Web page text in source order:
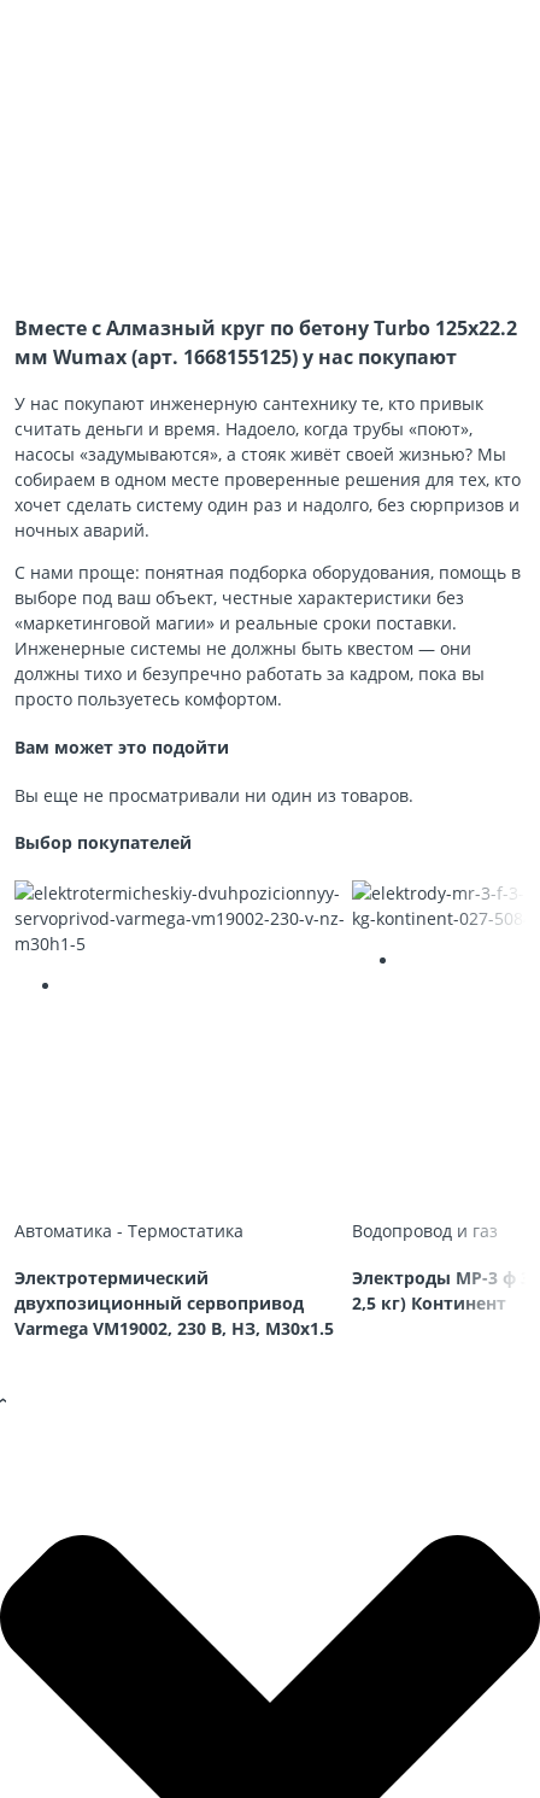
Вместе с Алмазный круг по бетону Turbo 125х22.2
мм Wumax (арт. 1668155125) у нас покупают
У нас покупают инженерную сантехнику те, кто привык
считать деньги и время. Надоело, когда трубы «поют»,
насосы «задумываются», а стояк живёт своей жизнью? Мы
собираем в одном месте проверенные решения для тех, кто
хочет сделать систему один раз и надолго, без сюрпризов и
ночных аварий.
С нами проще: понятная подборка оборудования, помощь в
выборе под ваш объект, честные характеристики без
«маркетинговой магии» и реальные сроки поставки.
Инженерные системы не должны быть квестом — они
должны тихо и безупречно работать за кадром, пока вы
просто пользуетесь комфортом.
Вам может это подойти
Вы еще не просматривали ни один из товаров.
Выбор покупателей
Автоматика - Термостатика
Электротермический
двухпозиционный сервопривод
Varmega VM19002, 230 В, НЗ, M30х1.5
Водопровод и газ
Электроды МР-3 ф
2,5 кг) Континент